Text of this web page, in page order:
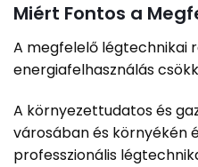
Miért Fontos a
A megfelelő légtechnikai
energiafelhasználás
A környezettudatos és
városában és környékén
professzionális